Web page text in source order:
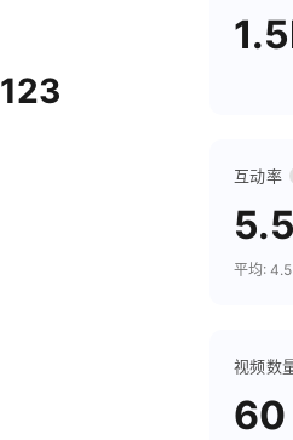
互动率
平均:
视频数
60